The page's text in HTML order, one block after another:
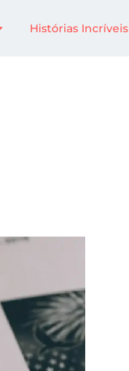
Histórias Incríveis